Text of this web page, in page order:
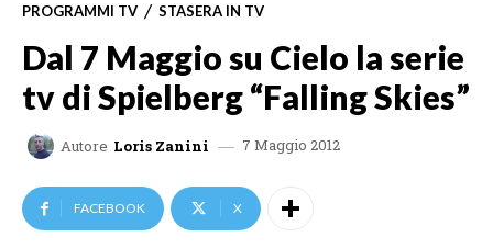
PROGRAMMI TV STASERA IN TV
Dal 7 Maggio su Cielo la serie
tv di Spielberg “Falling Skies”
Autore Loris Zanini 7 Maggio 2012
FACEBOOK X